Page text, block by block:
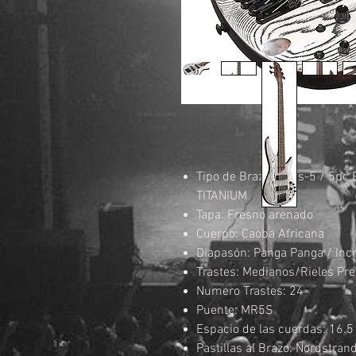
Tipo de Brazo: Atlas-5 / 5pc
TITANIUM
Tapa: Fresno arenado
Cuerpo: Caoba Africana
Diapasón: Panga Panga /
Trastes: Medianos/Rieles
Numero Trastes: 24
Puente: MR5S
Espacio de las cuerdas:
Pastillas al Brazo: